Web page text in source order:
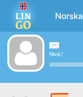
Norska
Nivå/